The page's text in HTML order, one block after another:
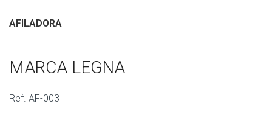
AFILADORA
MARCA LEGNA
Ref. AF-003